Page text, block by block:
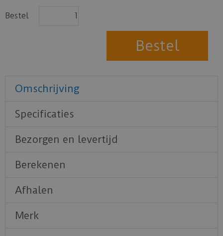
Bestel
Omschrijving
Specificaties
Bezorgen en levertijd
Berekenen
Afhalen
Merk